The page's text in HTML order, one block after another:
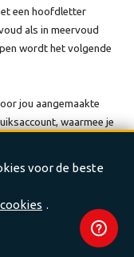
een hoofdletter
als in meervoud
wordt het volgende
jou aangemaakte
waarmee je
persoon of
voor de beste
.